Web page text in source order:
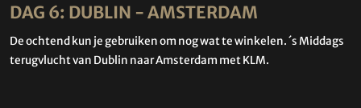
DAG 6: DUBLIN - AMSTERDAM
De ochtend kun je gebruiken om nog wat te winkelen. ´s Middags
terugvlucht van Dublin naar Amsterdam met KLM.